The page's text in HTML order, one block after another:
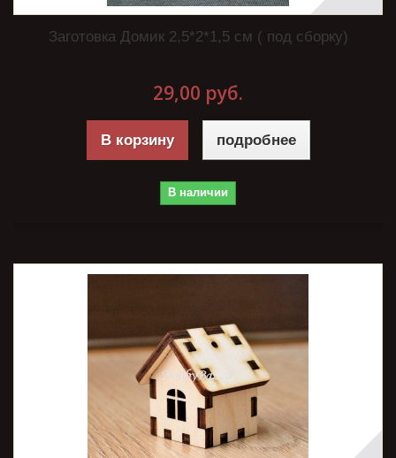
Заготовка Домик 2,5*2*1,5 см ( под сборку)
29,00 руб.
В корзину подробнее
В наличии